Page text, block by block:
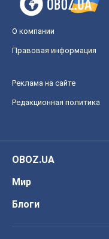
О компании
Правовая информация
Реклама на сайте
Редакционная политика
OBOZ.UA
Мир
Блоги